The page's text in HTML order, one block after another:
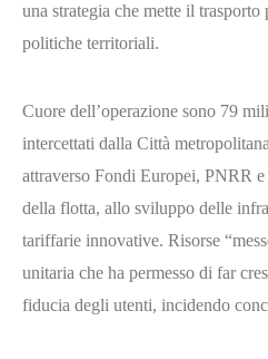
una strategia che mette il
politiche territoriali.
Cuore dell’operazione sono 79
intercettati dalla Città
attraverso Fondi Europei, PNRR
della flotta, allo sviluppo delle
tariffarie innovative. Risorse
unitaria che ha permesso di far
fiducia degli utenti, incidendo